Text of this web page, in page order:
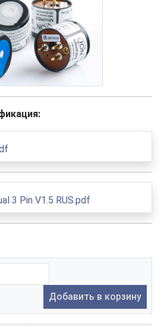
3 Pin V1.5 RUS.pdf
Добавить в корзину